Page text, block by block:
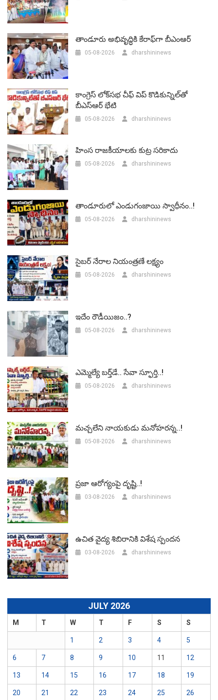
తాండూరు అభివృద్ధికి కేరాఫ్‌గా బీఎంఆర్‌
05-08-2026 dharshininews
కాంగ్రెస్ లోక్‌సభ చీఫ్ విప్ కొడికున్నిల్‌తో
బీఎస్‌ఆర్‌ భేటి
05-08-2026 dharshininews
హింస రాజకీయాలకు కుట్ర సరికాదు
05-08-2026 dharshininews
తాండూరులో ఎండుగంజాయి స్వాధీనం..!
05-08-2026 dharshininews
సైబర్ నేరాల నియంత్రణే లక్ష్యం
05-08-2026 dharshininews
ఇదేం రౌడీయిజం..?
05-08-2026 dharshininews
ఎమ్మెల్యే బర్త్‌డే.. సేవా స్ఫూర్తి..!
05-08-2026 dharshininews
మచ్చలేని నాయకుడు మనోహరన్న..!
05-08-2026 dharshininews
ప్రజా ఆరోగ్యంపై దృష్టి..!
03-08-2026 dharshininews
ఉచిత వైద్య శిబిరానికి విశేష స్పందన
03-08-2026 dharshininews
JULY 2026
M T W T F S S
1 2 3 4 5
6 7 8 9 10 11 12
13 14 15 16 17 18 19
20 21 22 23 24 25 26